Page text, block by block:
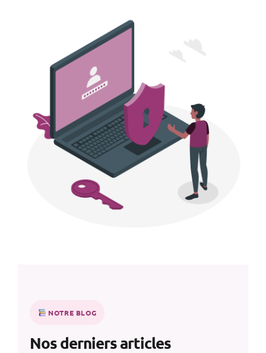
NOTRE BLOG
Nos derniers articles